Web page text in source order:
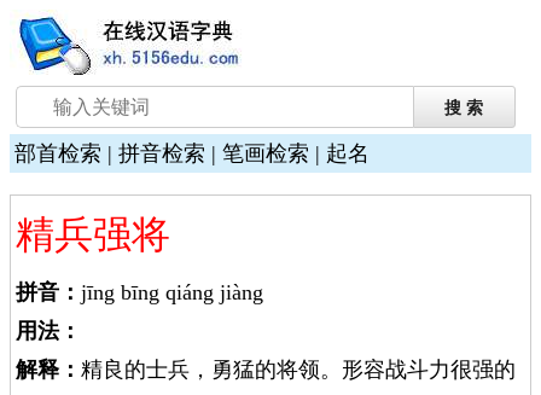
部首检索 | 拼音检索 | 笔画检索 | 起名
精兵强将
拼音： jīng bīng qiáng jiàng
用法：
解释： 精良的士兵，勇猛的将领。形容战斗力很强的